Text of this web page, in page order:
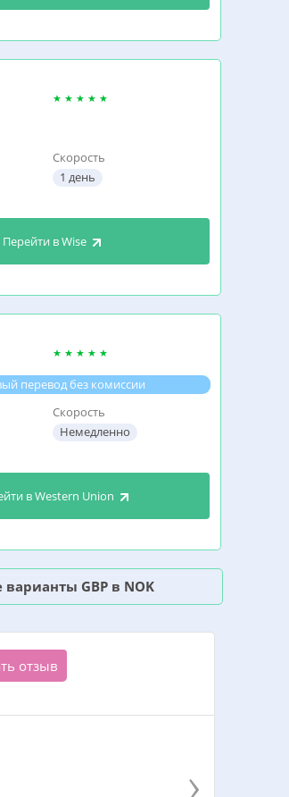
Скорость
1 день
Перейти в Wise
перевод без комиссии
Скорость
Немедленно
в Western Union
варианты GBP в NOK
отзыв